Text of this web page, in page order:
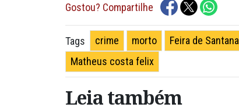
Gostou? Compartilhe
Tags crime morto Feira de Santana
Matheus costa felix
Leia também